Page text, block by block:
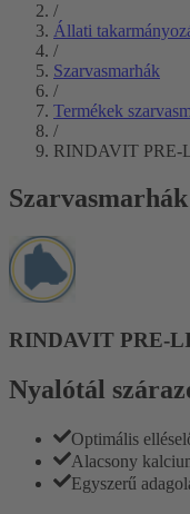
/
Állati
/
Szarvasmarhák
/
Termékek
/
RINDAVIT PRE-
Szarvasmarhák
RINDAVIT PRE-
Nyalótál
Optimális
Alacsony
Egyszerű